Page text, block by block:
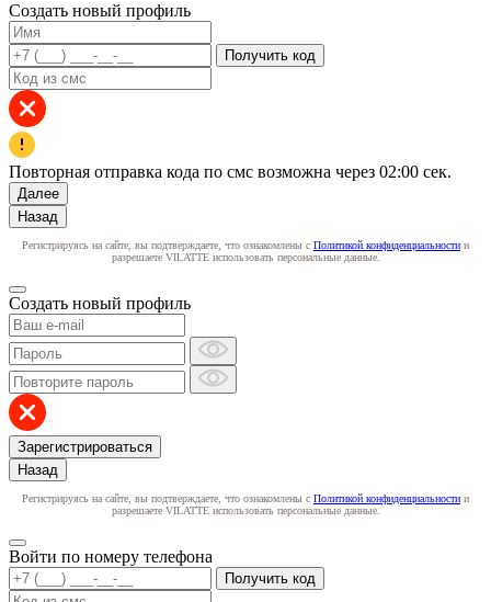
Создать новый профиль
Получить код
Повторная отправка кода по смс возможна через 02:00 сек.
Далее
Назад
Регистрируясь на сайте, вы подтверждаете, что ознакомлены с Политикой конфиденциальности и
разрешаете VILATTE использовать персональные данные.
Создать новый профиль
Зарегистрироваться
Назад
Регистрируясь на сайте, вы подтверждаете, что ознакомлены с Политикой конфиденциальности и
разрешаете VILATTE использовать персональные данные.
Войти по номеру телефона
Получить код